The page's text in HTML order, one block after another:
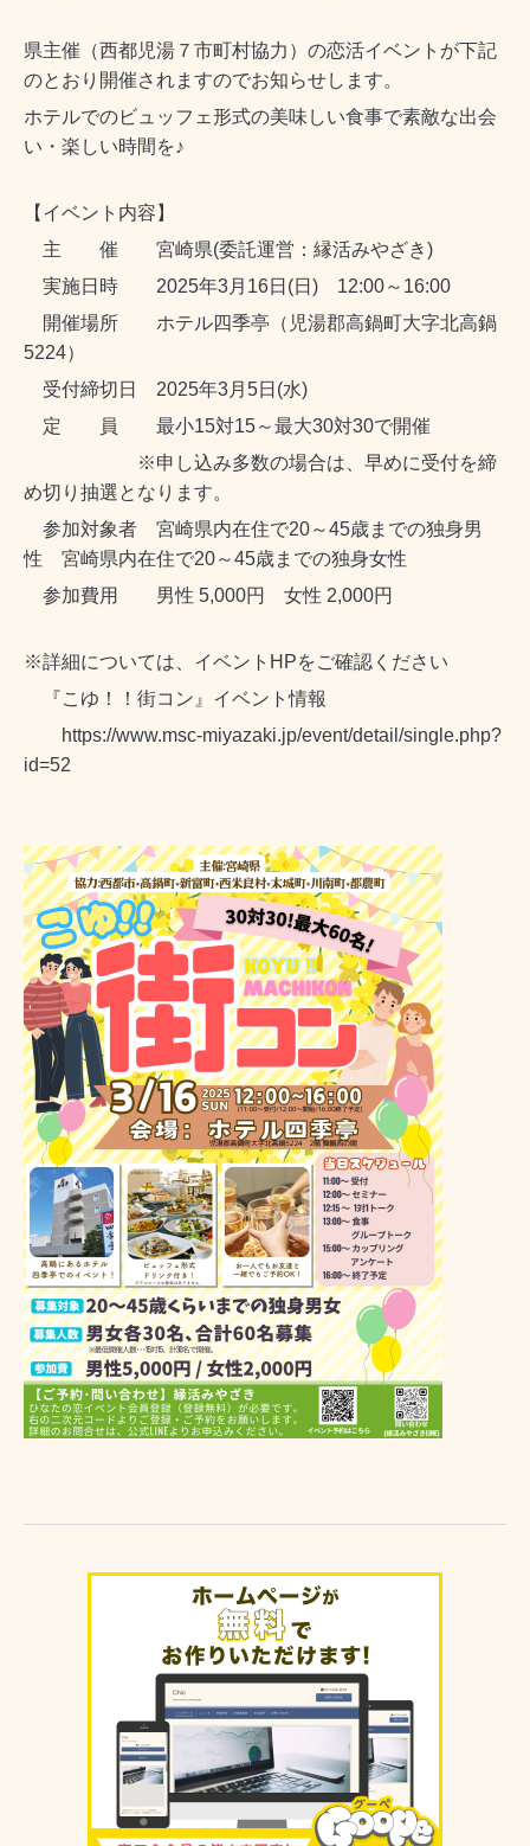
県主催（西都児湯７市町村協力）の恋活イベントが下記
のとおり開催されますのでお知らせします。
ホテルでのビュッフェ形式の美味しい食事で素敵な出会
い・楽しい時間を♪
【イベント内容】
主 催 宮崎県(委託運営：縁活みやざき)
実施日時 2025年3月16日(日) 12:00～16:00
開催場所 ホテル四季亭（ 児湯郡高鍋町大字北高鍋
5224）
受付締切日 2025年3月5日(水)
定 員 最小15対15～最大30対30で開催
※申し込み多数の場合は、早めに受付を締
め切り抽選となります。
参加対象者 宮崎県内在住で20～45歳までの独身男
性 宮崎県内在住で20～45歳までの独身女性
参加費用 男性 5,000円 女性 2,000円
※詳細については、イベントHPをご確認ください
『こゆ！！街コン』イベント情報
https://www.msc-miyazaki.jp/event/detail/single.php?
id=52